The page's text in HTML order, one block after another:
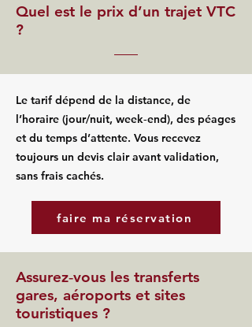
Quel est le prix d’un trajet VTC
?
Le tarif dépend de la distance, de
l’horaire (jour/nuit, week‑end), des péages
et du temps d’attente. Vous recevez
toujours un devis clair avant validation,
sans frais cachés.
faire ma réservation
Assurez‑vous les transferts
gares, aéroports et sites
touristiques ?